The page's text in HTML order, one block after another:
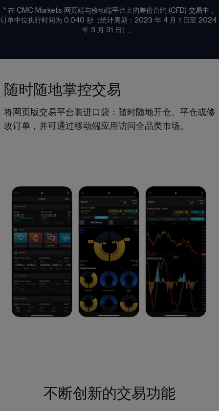
* 在 CMC Markets 网页端与移动端平台上的差价合约 (CFD) 交易中，
订单中位执行时间为 0.040 秒（统计周期：2023 年 4 月 1 日至 2024
年 3 月 31 日）。
随时随地掌控交易
将网页版交易平台装进口袋：随时随地开仓、平仓或修
改订单，并可通过移动端应用访问全品类市场。
不断创新的交易功能